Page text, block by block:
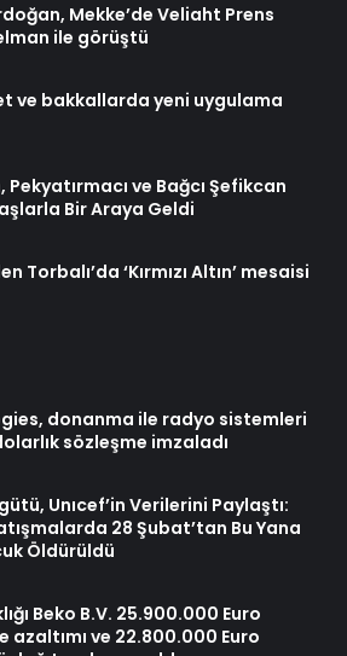
Mekke’de Veliaht Prens
ile görüştü
ve bakkallarda yeni uygulama
ve Bağcı Şefikcan
Bir Araya Geldi
Torbalı’da ‘Kırmızı Altın’ mesaisi
donanma ile radyo sistemleri
sözleşme imzaladı
Unıcef’in Verilerini Paylaştı:
28 Şubat’tan Bu Yana
Öldürüldü
Beko B.V. 25.900.000 Euro
azaltımı ve 22.800.000 Euro